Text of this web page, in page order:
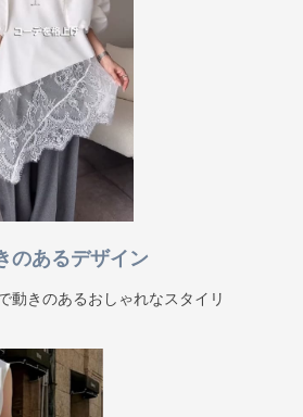
のあるデザイン
動きのあるおしゃれなスタイリ